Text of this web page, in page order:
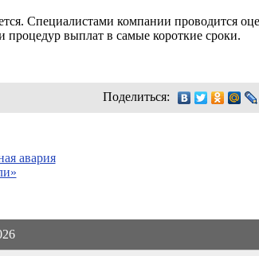
Специалистами компании проводится
процедур выплат в самые короткие сроки.
Поделиться:
авария